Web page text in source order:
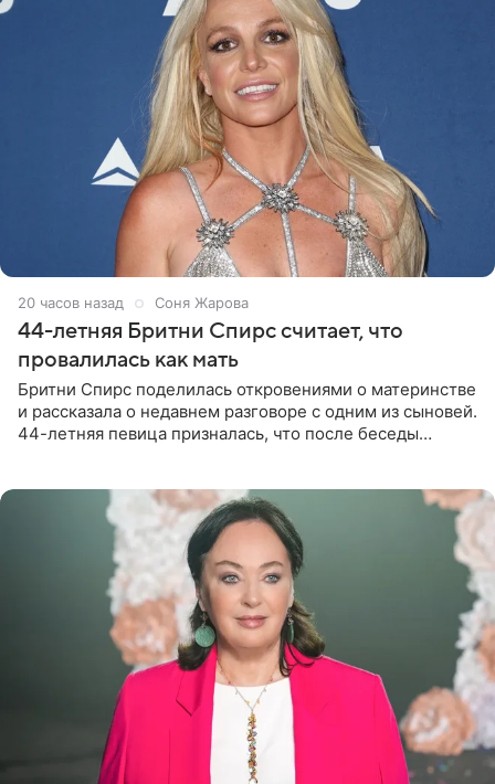
20 часов назад Соня Жарова
44-летняя Бритни Спирс считает, что
провалилась как мать
Бритни Спирс поделилась откровениями о материнстве
и рассказала о недавнем разговоре с одним из сыновей.
44-летняя певица призналась, что после беседы